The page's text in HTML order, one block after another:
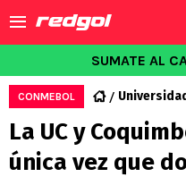
SUMATE AL
CONMEBOL
La UC y
única vez que